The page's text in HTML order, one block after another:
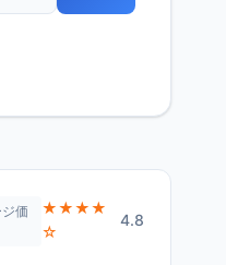
価
★★★★
☆
4.8